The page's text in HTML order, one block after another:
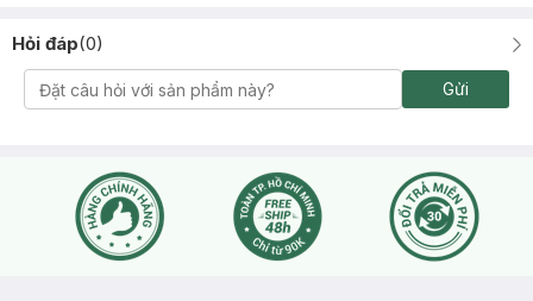
Hỏi đáp(0)
Gửi